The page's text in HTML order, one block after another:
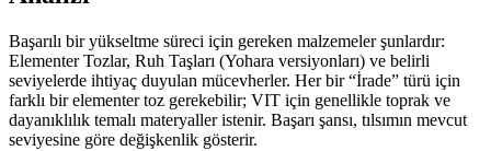
Başarılı bir yükseltme süreci için gereken malzemeler şunlardır:
Elementer Tozlar, Ruh Taşları (Yohara versiyonları) ve belirli
seviyelerde ihtiyaç duyulan mücevherler. Her bir “İrade” türü için
farklı bir elementer toz gerekebilir; VIT için genellikle toprak ve
dayanıklılık temalı materyaller istenir. Başarı şansı, tılsımın mevcut
seviyesine göre değişkenlik gösterir.